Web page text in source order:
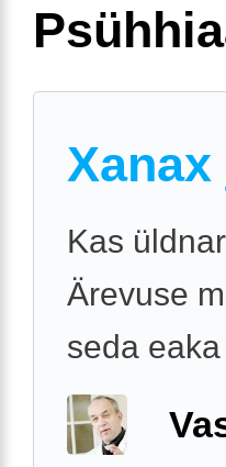
Kas
Ärevuse
seda